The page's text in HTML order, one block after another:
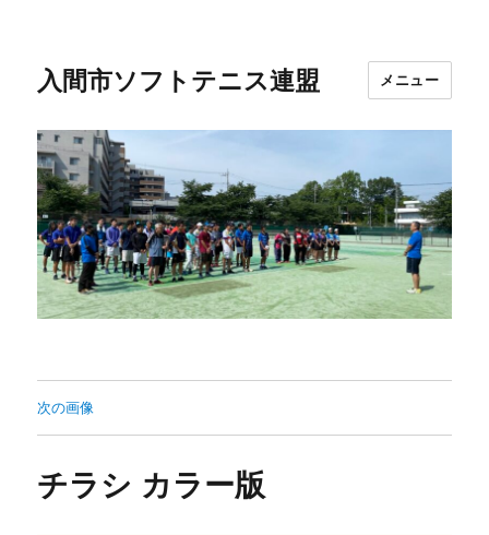
入間市ソフトテニス連盟 メニュー
次の画像
チラシ カラー版